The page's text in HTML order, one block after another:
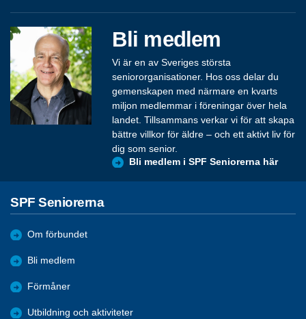
Bli medlem
Vi är en av Sveriges största
seniororganisationer. Hos oss delar du
gemenskapen med närmare en kvarts
miljon medlemmar i föreningar över hela
landet. Tillsammans verkar vi för att skapa
bättre villkor för äldre – och ett aktivt liv för
dig som senior.
Bli medlem i SPF Seniorerna här
SPF Seniorerna
Om förbundet
Bli medlem
Förmåner
Utbildning och aktiviteter